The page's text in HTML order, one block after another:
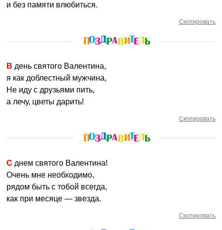
и без памяти влюбиться.
Скопировать
В день святого Валентина,
я как доблестный мужчина,
Не иду с друзьями пить,
а лечу, цветы дарить!
Скопировать
С днем святого Валентина!
Очень мне необходимо,
рядом быть с тобой всегда,
как при месяце — звезда.
Скопировать